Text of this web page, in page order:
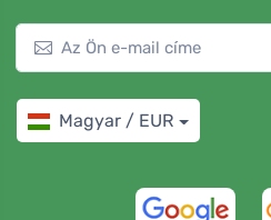
Magyar / EUR